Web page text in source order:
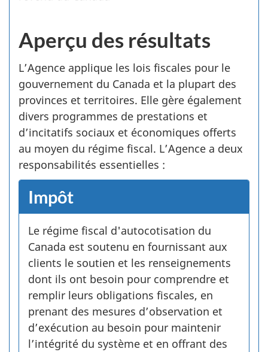
Aperçu des résultats
L’Agence applique les lois fiscales pour le
gouvernement du Canada et la plupart des
provinces et territoires. Elle gère également
divers programmes de prestations et
d’incitatifs sociaux et économiques offerts
au moyen du régime fiscal. L’Agence a deux
responsabilités essentielles :
Impôt
Le régime fiscal d'autocotisation du
Canada est soutenu en fournissant aux
clients le soutien et les renseignements
dont ils ont besoin pour comprendre et
remplir leurs obligations fiscales, en
prenant des mesures d’observation et
d’exécution au besoin pour maintenir
l’intégrité du système et en offrant des